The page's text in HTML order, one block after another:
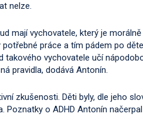
nelze.
mají vychovatele, který je
práce a tím pádem po
vychovatele učí
pravidla, dodává Antonín.
zkušenosti. Děti byly, dle jeho
o ADHD Antonín